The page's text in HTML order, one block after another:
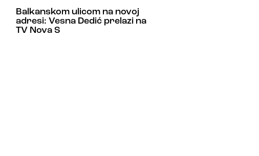
Balkanskom ulicom na novoj
adresi: Vesna Dedić prelazi na
TV Nova S